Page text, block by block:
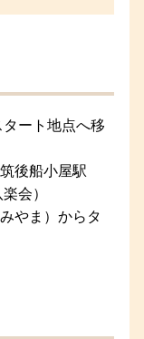
ート地点へ移
後船小屋駅
会）
やま）からタ